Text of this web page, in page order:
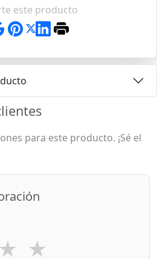
este producto
para este producto. ¡Sé el
★ ★